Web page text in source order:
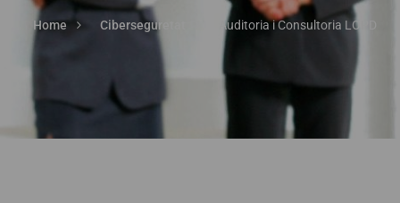
Home Ciberseguretat Auditoria i Consultoria LOPD